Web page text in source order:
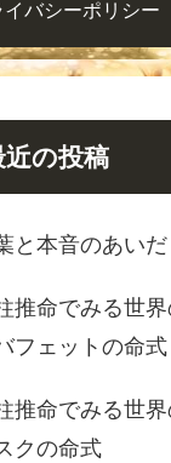
イバシーポリシー
近の投稿
と本音のあいだ
推命でみる世
フェットの命式
推命でみる世
クの命式